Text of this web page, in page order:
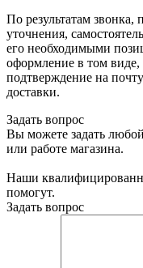
По результатам звонка,
уточнения,
его необходимыми
оформление в том виде,
подтверждение на
доставки.
Задать вопрос
Вы можете задать
или работе магазина.
Наши
помогут.
Задать вопрос